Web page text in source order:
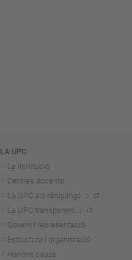
LA UPC
La institució
Centres docents
La UPC als rànquings
La UPC transparent
Govern i representació
Estructura i organització
Honoris causa